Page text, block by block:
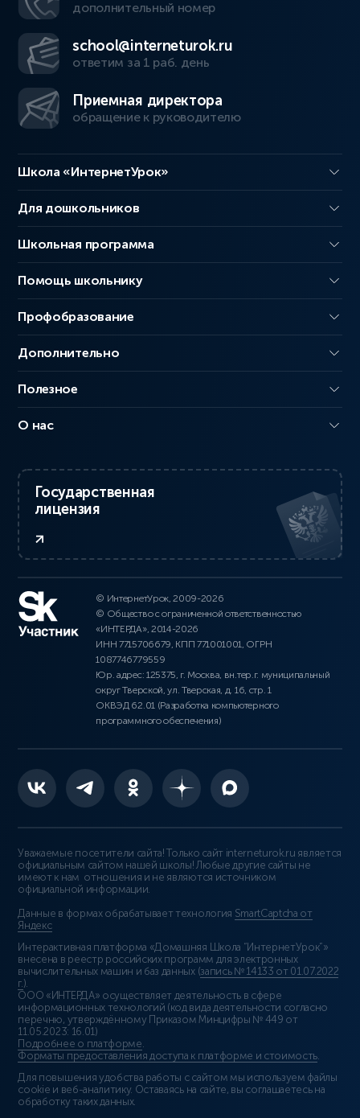
дополнительный номер
school@interneturok.ru
ответим за 1 раб. день
Приемная директора
обращение к руководителю
Школа «ИнтернетУрок»
Для дошкольников
Школьная программа
Помощь школьнику
Профобразование
Дополнительно
Полезное
О нас
Государственная
лицензия
© ИнтернетУрок, 2009-2026
© Общество с ограниченной ответственностью
«ИНТЕРДА», 2014-2026
ИНН 7715706679, КПП 771001001, ОГРН
1087746779559
Юр. адрес: 125375, г. Москва, вн.тер.г. муниципальный
округ Тверской, ул. Тверская, д. 16, стр. 1
ОКВЭД 62.01 (Разработка компьютерного
программного обеспечения)
Уважаемые посетители сайта! Только сайт interneturok.ru является
официальным сайтом нашей школы! Любые другие сайты не
имеют к нам отношения и не являются источником
официальной информации.
Данные в формах обрабатывает технология SmartCaptcha от
Яндекс
Интерактивная платформа «Домашняя Школа “ИнтернетУрок”»
внесена в реестр российских программ для электронных
вычислительных машин и баз данных (запись № 14133 от 01.07.2022
г.).
ООО «ИНТЕРДА» осуществляет деятельность в сфере
информационных технологий (код вида деятельности согласно
перечню, утверждённому Приказом Минцифры № 449 от
11.05.2023: 16.01)
Подробнее о платформе.
Форматы предоставления доступа к платформе и стоимость.
Для повышения удобства работы с сайтом мы используем файлы
cookie и веб-аналитику. Оставаясь на сайте, вы соглашаетесь на
обработку таких данных.